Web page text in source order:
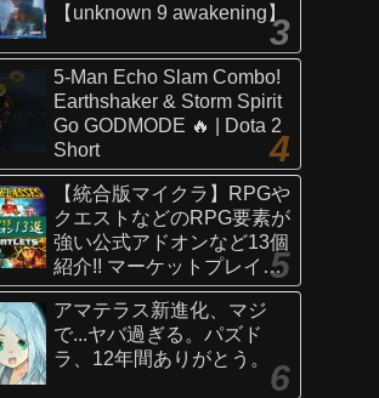
【unknown 9 awakening】
5-Man Echo Slam Combo!
Earthshaker & Storm Spirit
Go GODMODE 🔥 | Dota 2
Short
【統合版マイクラ】RPGや
クエストなどのRPG要素が
強い公式アドオンなど13個
紹介!! マーケットプレイス
情報
【Switch/Win10/PE/PS/Xb
ox】
アマテラス新進化、マジ
で...ヤバ過ぎる。パズド
ラ、12年間ありがとう。